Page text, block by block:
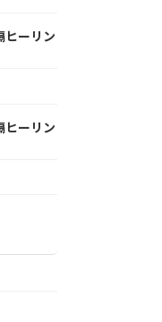
ヒーリン
ヒーリン